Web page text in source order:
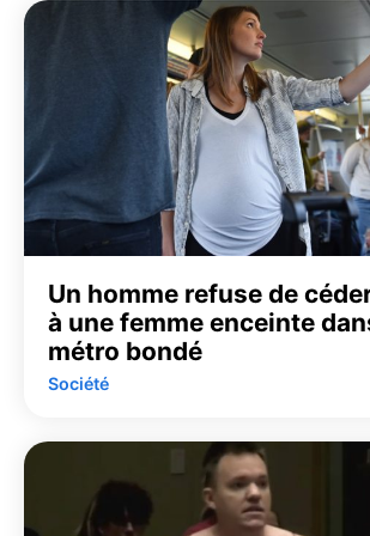
Un homme refuse de
à une femme enceinte
métro bondé
Société